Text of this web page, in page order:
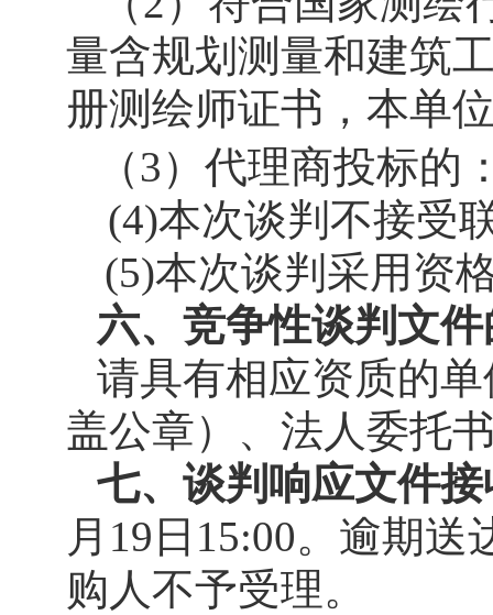
量含规划测量和建筑
册测绘师证书，本单
（3）代理商投标
(4)本次谈判不接受
(5)本次谈判采用资
六、竞争性谈判文
请具有相应资质的
盖公章）、法人委托
七、 谈判响应文件
月19日15:00。 逾期送
购人不予受理。